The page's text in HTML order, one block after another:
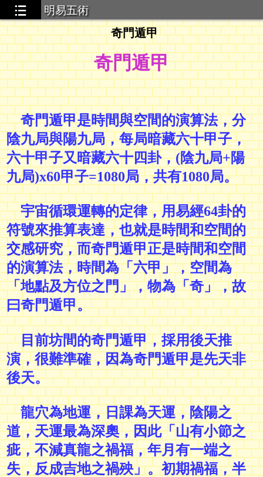
明易五術
奇門遁甲
奇門遁甲
奇門遁甲是時間與空間的演算法，分
陰九局與陽九局，每局暗藏六十甲子，
六十甲子又暗藏六十四卦，(陰九局+陽
九局)x60甲子=1080局，共有1080局。
宇宙循環運轉的定律，用易經64卦的
符號來推算表達，也就是時間和空間的
交感研究，而奇門遁甲正是時間和空間
的演算法，時間為「六甲」，空間為
「地點及方位之門」，物為「奇」，故
曰奇門遁甲。
目前坊間的奇門遁甲，採用後天推
演，很難準確，因為奇門遁甲是先天非
後天。
龍穴為地運，日課為天運，陰陽之
道，天運最為深奧，因此「山有小節之
疵，不減真龍之禍福，年月有一端之
失，反成吉地之禍殃」。初期禍福，半